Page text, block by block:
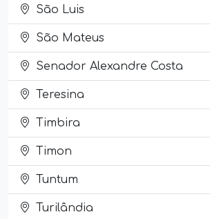
São Luis
São Mateus
Senador Alexandre Costa
Teresina
Timbira
Timon
Tuntum
Turilândia